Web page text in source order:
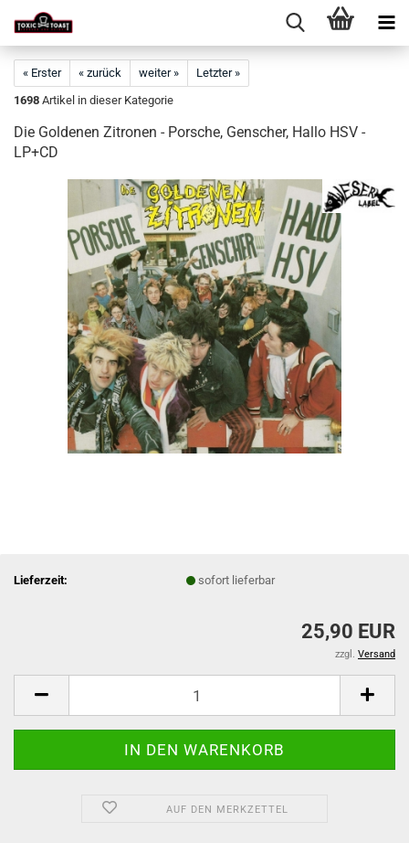
« Erster « zurück weiter »
Letzter »
1698 Artikel in dieser Kategorie
Die Goldenen Zitronen - Porsche, Genscher, Hallo HSV -
LP+CD
Lieferzeit: sofort lieferbar
25,90 EUR
zzgl. Versand
AUF DEN MERKZETTEL